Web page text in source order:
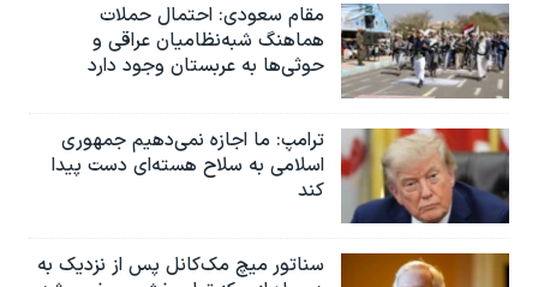
مقام سعودی: احتمال حملات
هماهنگ شبه‌نظامیان عراقی و
حوثی‌ها به عربستان وجود دارد
ترامپ: ما اجازه نمی‌دهیم جمهوری
اسلامی به سلاح هسته‌ای دست پیدا
کند
سناتور میچ مک‌کانل پس از نزدیک به